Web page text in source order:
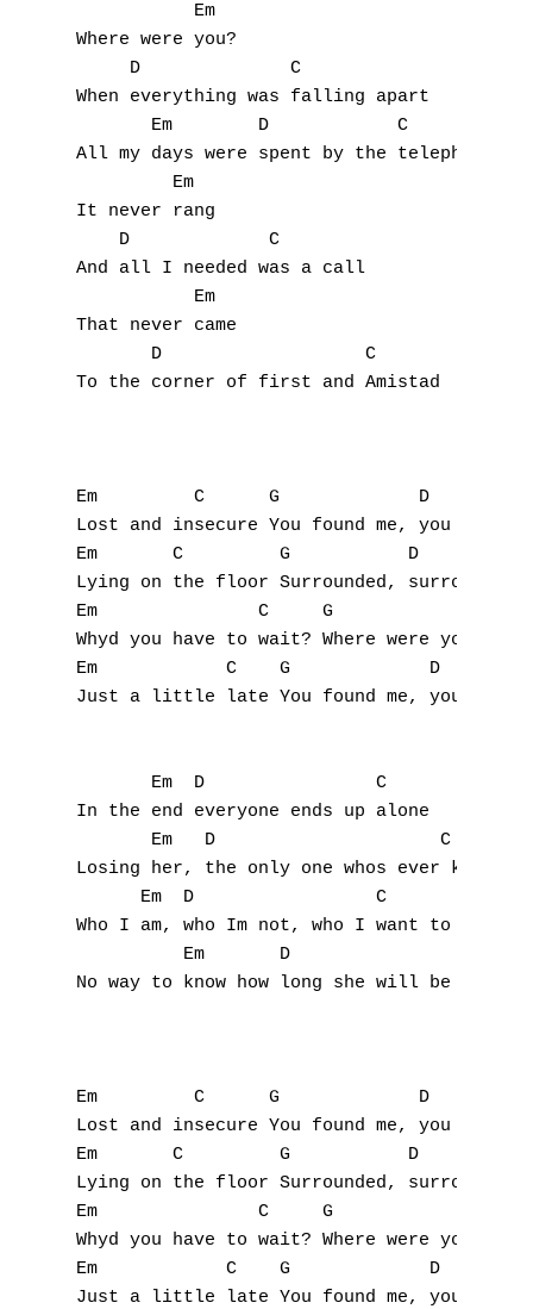
           Em
Where were you?
     D              C
When everything was falling apart
       Em        D            C
All my days were spent by the telephone
         Em
It never rang
    D             C
And all I needed was a call
           Em
That never came
       D                   C
To the corner of first and Amistad
Em         C      G             D
Lost and insecure You found me, you found
Em       C         G           D
Lying on the floor Surrounded, surrounded
Em               C     G               D
Whyd you have to wait? Where were you?
Em            C    G             D
Just a little late You found me, you found
       Em  D                C
In the end everyone ends up alone
       Em   D                     C
Losing her, the only one whos ever known
      Em  D                 C
Who I am, who Im not, who I want to be
          Em       D                C
No way to know how long she will be next
Em         C      G             D
Lost and insecure You found me, you found
Em       C         G           D
Lying on the floor Surrounded, surrounded
Em               C     G               D
Whyd you have to wait? Where were you?
Em            C    G             D
Just a little late You found me, you found